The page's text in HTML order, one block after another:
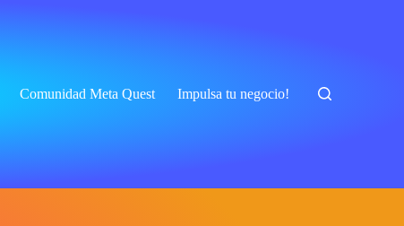
Comunidad Meta Quest Impulsa tu negocio!